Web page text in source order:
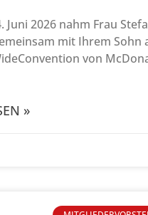
Juni 2026 nahm Frau
mit Ihrem Sohn
von
»